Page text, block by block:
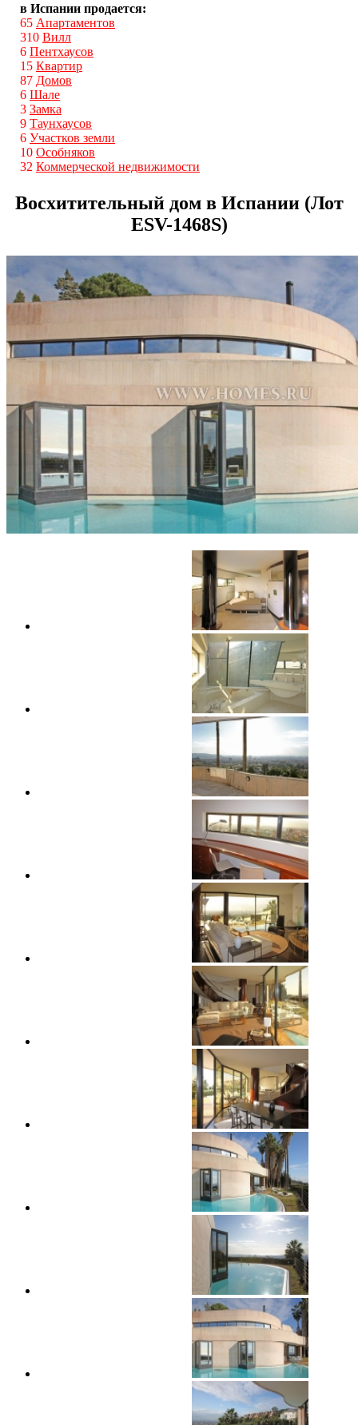
в Испании продается:
65 Апартаментов
310 Вилл
6 Пентхаусов
15 Квартир
87 Домов
6 Шале
3 Замка
9 Таунхаусов
6 Участков земли
10 Особняков
32 Коммерческой недвижимости
Восхитительный дом в Испании (Лот
ESV-1468S)